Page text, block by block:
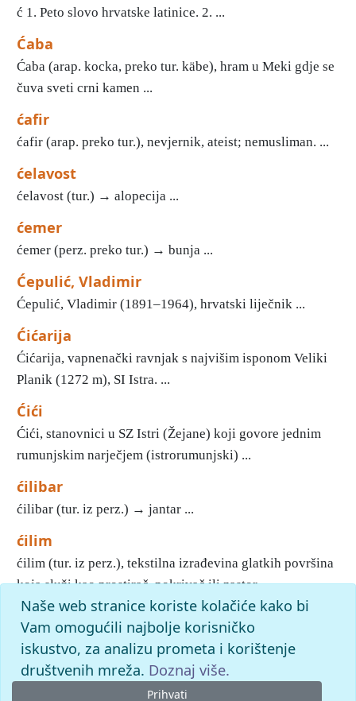
ć 1. Peto slovo hrvatske latinice. 2. ...
Ćaba
Ćaba (arap. kocka, preko tur. käbe), hram u Meki gdje se
čuva sveti crni kamen ...
ćafir
ćafir (arap. preko tur.), nevjernik, ateist; nemusliman. ...
ćelavost
ćelavost (tur.) → alopecija ...
ćemer
ćemer (perz. preko tur.) → bunja ...
Ćepulić, Vladimir
Ćepulić, Vladimir (1891–1964), hrvatski liječnik ...
Ćićarija
Ćićarija, vapnenački ravnjak s najvišim isponom Veliki
Planik (1272 m), SI Istra. ...
Ćići
Ćići, stanovnici u SZ Istri (Žejane) koji govore jednim
rumunjskim narječjem (istrorumunjski) ...
ćilibar
ćilibar (tur. iz perz.) → jantar ...
ćilim
ćilim (tur. iz perz.), tekstilna izrađevina glatkih površina
koja služi kao prostirač, pokrivač ili zastor ...
1 2 3 4
slovoć: pronađenih odgovora: 37; vrijeme izvršavanja upita:
12 ms
Naše web stranice koriste kolačiće kako bi
Vam omogućili najbolje korisničko
iskustvo, za analizu prometa i korištenje
društvenih mreža. Doznaj više.
Prihvati